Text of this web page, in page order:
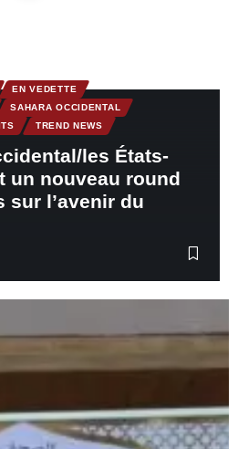
EN VEDETTE
SAHARA OCCIDENTAL
TREND NEWS
les États-
un nouveau round
sur l’avenir du